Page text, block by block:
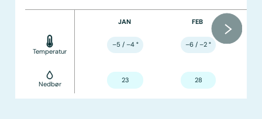
Temperatur
Nedbør
JAN
–5 / –4°
23
FEB
–6 / –2 °
28